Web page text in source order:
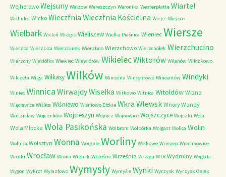
Wejherowo Wejsuny Welzow Wereszczyn Weronika Westerplatte Wiartel
Wichulec Wicko Wieczfnia Wieczfnia Kościelna Wiejce Wiejsce
Wielbark Wieleń Wielgie Wieliszew Wielka Piaśnica Wieniec Wiersze
Wierzba Wierzbica Wierzbinek Wierzbno Wierzchowo Wierzchołek Wierzchucino
Wierzchy Wiesiółka Wiewiec Wiewiórów WikielecWiktorów Wilanów Wilczkowo
Wilczęta Wilga WilkasyWilków Wincenta Wincentowo Wincentów Windyki
Winiec Winnica WirwajdyWisełka Witkowo Witnica Witoldów Wizna
Więcławice Wiślica Wiśniewo Wiśniowo Ełckie Wkra Wlewsk Wnory Wandy
Wodzisław Wojciechów Wojcieszyn Wojnicz Wojnowice Wojszczyce Wojszki Wola
Wola Młocka Wola Pasikońska Wolbrom Wolbórka Wolgast Wolica Wolin
Wolnica Wolsztyn Wonna Worgule Worliny Wołkowe Wriezen Wrocimowice
Wrocki Wrocław Wrona Wrzask Wrzeście Września Wrząca WTR Wydminy Wygoda
Wygon Wykrot Wylazłowo Wymysły Wymyśle Wynki Wyrzysk Wyrzysk Osiek